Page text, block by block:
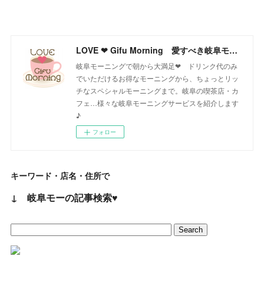
LOVE ❤ Gifu Morning 愛すべき岐阜モーニング♪
岐阜モーニングで朝から大満足❤ ドリンク代のみ
でいただけるお得なモーニングから、ちょっとリッ
チなスペシャルモーニングまで。岐阜の喫茶店・カ
フェ…様々な岐阜モーニングサービスを紹介します
♪
フォロー
キーワード・店名・住所で
↓ 岐阜モーの記事検索♥